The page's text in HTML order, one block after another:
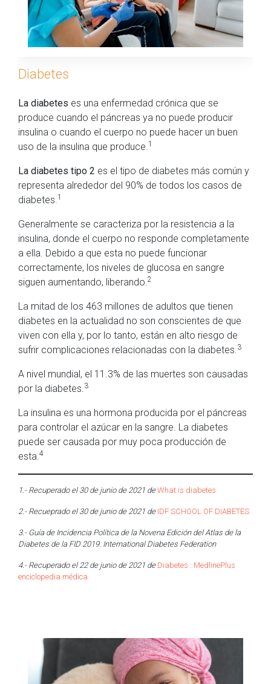
Diabetes
La diabetes es una enfermedad crónica que se
produce cuando el páncreas ya no puede producir
insulina o cuando el cuerpo no puede hacer un buen
uso de la insulina que produce. 1
La diabetes tipo 2 es el tipo de diabetes más común y
representa alrededor del 90% de todos los casos de
diabetes. 1
Generalmente se caracteriza por la resistencia a la
insulina, donde el cuerpo no responde completamente
a ella. Debido a que esta no puede funcionar
correctamente, los niveles de glucosa en sangre
siguen aumentando, liberando. 2
La mitad de los 463 millones de adultos que tienen
diabetes en la actualidad no son conscientes de que
viven con ella y, por lo tanto, están en alto riesgo de
sufrir complicaciones relacionadas con la diabetes. 3
A nivel mundial, el 11.3% de las muertes son causadas
por la diabetes. 3
La insulina es una hormona producida por el páncreas
para controlar el azúcar en la sangre. La diabetes
puede ser causada por muy poca producción de
esta. 4
1.- Recuperado el 30 de junio de 2021 deWhat is diabetes
2.- Recueprado el 30 de junio de 2021 de IDF SCHOOL OF DIABETES
3.- Guía de Incidencia Política de la Novena Edición del Atlas de la
Diabetes de la FID 2019. International Diabetes Federation
4.- Recuperado el 22 de junio de 2021 de Diabetes : MedlinePlus
enciclopedia médica